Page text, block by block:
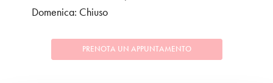
Domenica: Chiuso
PRENOTA UN APPUNTAMENTO